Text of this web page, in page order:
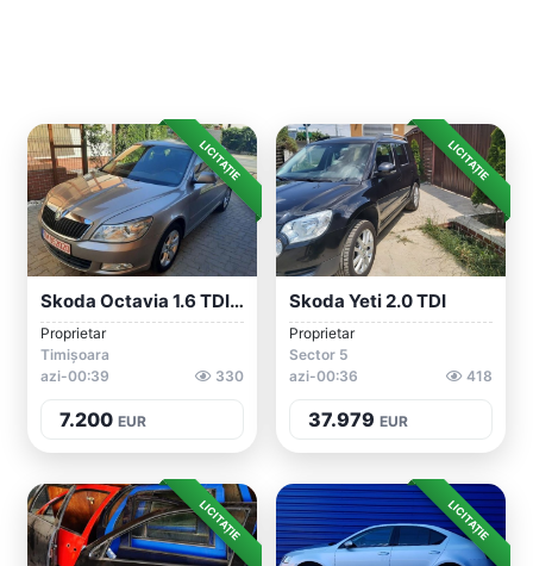
LICITAȚIE
Skoda Octavia 1.6 TDI, 2013, Berlina, Na...
Proprietar
Timișoara
azi-00:39
330
7.200 EUR
LICITAȚIE
Skoda Yeti 2.0 TDI
Proprietar
Sector 5
azi-00:36
418
37.979 EUR
LICITAȚIE LICITAȚIE